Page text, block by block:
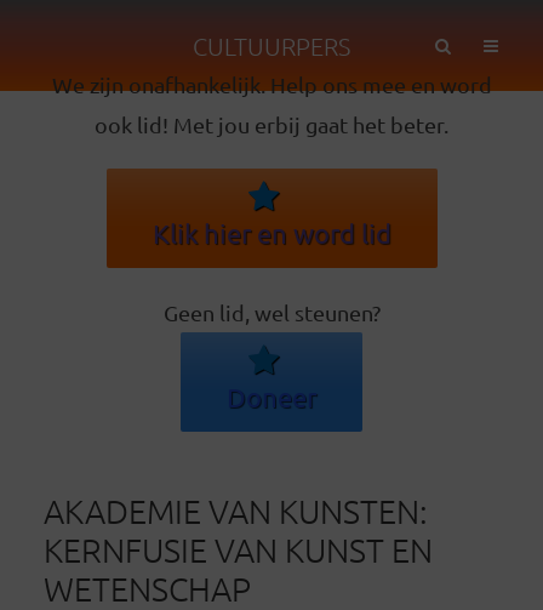
CULTUURPERS
We zijn onafhankelijk. Help ons mee en word
ook lid! Met jou erbij gaat het beter.
Klik hier en word lid
Geen lid, wel steunen?
Doneer
AKADEMIE VAN KUNSTEN:
KERNFUSIE VAN KUNST EN
WETENSCHAP